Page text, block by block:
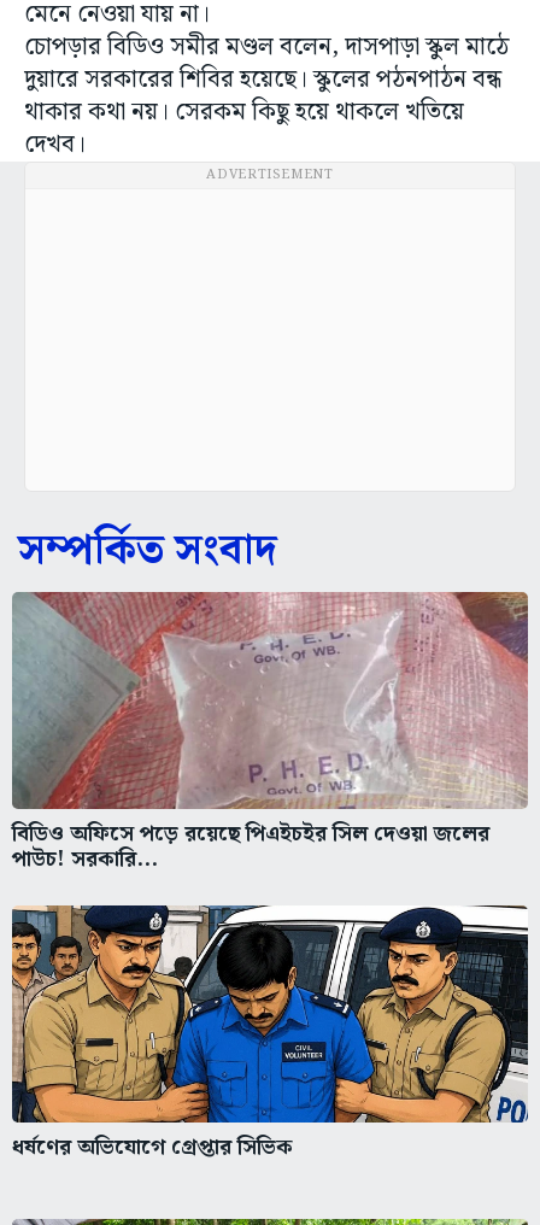
মেনে নেওয়া যায় না।
চোপড়ার বিডিও সমীর মণ্ডল বলেন, দাসপাড়া স্কুল মাঠে
দুয়ারে সরকারের শিবির হয়েছে। স্কুলের পঠনপাঠন বন্ধ
থাকার কথা নয়। সেরকম কিছু হয়ে থাকলে খতিয়ে
দেখব।
ADVERTISEMENT
সম্পর্কিত সংবাদ
বিডিও অফিসে পড়ে রয়েছে পিএইচইর সিল দেওয়া জলের
পাউচ! সরকারি...
ধর্ষণের অভিযোগে গ্রেপ্তার সিভিক